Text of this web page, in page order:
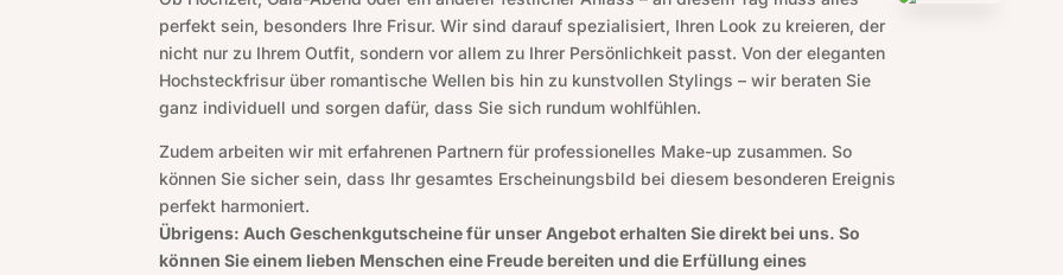
perfekt sein, besonders Ihre Frisur. Wir sind darauf spezialisiert, Ihren Look zu kreieren, der
nicht nur zu Ihrem Outfit, sondern vor allem zu Ihrer Persönlichkeit passt. Von der eleganten
Hochsteckfrisur über romantische Wellen bis hin zu kunstvollen Stylings – wir beraten Sie
ganz individuell und sorgen dafür, dass Sie sich rundum wohlfühlen.
Zudem arbeiten wir mit erfahrenen Partnern für professionelles Make-up zusammen. So
können Sie sicher sein, dass Ihr gesamtes Erscheinungsbild bei diesem besonderen Ereignis
perfekt harmoniert.
Übrigens: Auch Geschenkgutscheine für unser Angebot erhalten Sie direkt bei uns. So
können Sie einem lieben Menschen eine Freude bereiten und die Erfüllung eines